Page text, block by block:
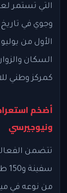
التي تستمر
وجوي في تاريخ
الأول من
السكان
كمركز وطني
أضخم
ونيوجيرسي
من نوعه في